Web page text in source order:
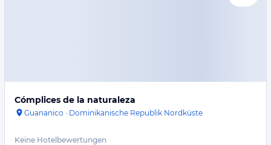
Cómplices de la naturaleza
Guananico · Dominikanische Republik Nordküste
Keine Hotelbewertungen